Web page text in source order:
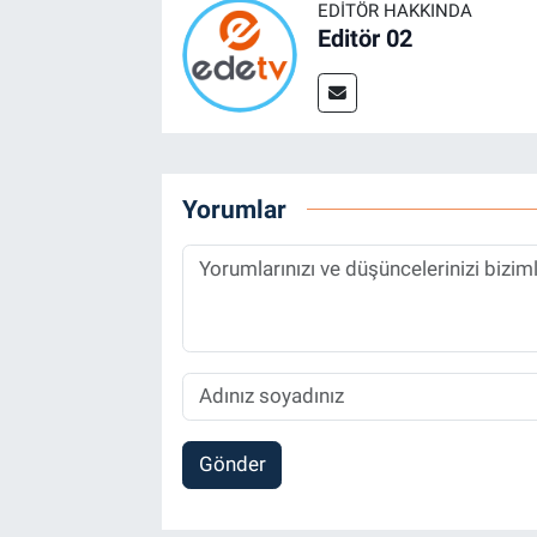
EDITÖR HAKKINDA
Editör 02
Yorumlar
Gönder